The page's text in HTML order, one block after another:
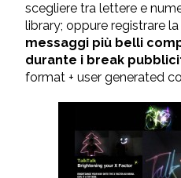
scegliere tra lettere e
library; oppure registrare
messaggi più belli
durante i break
format + user generated